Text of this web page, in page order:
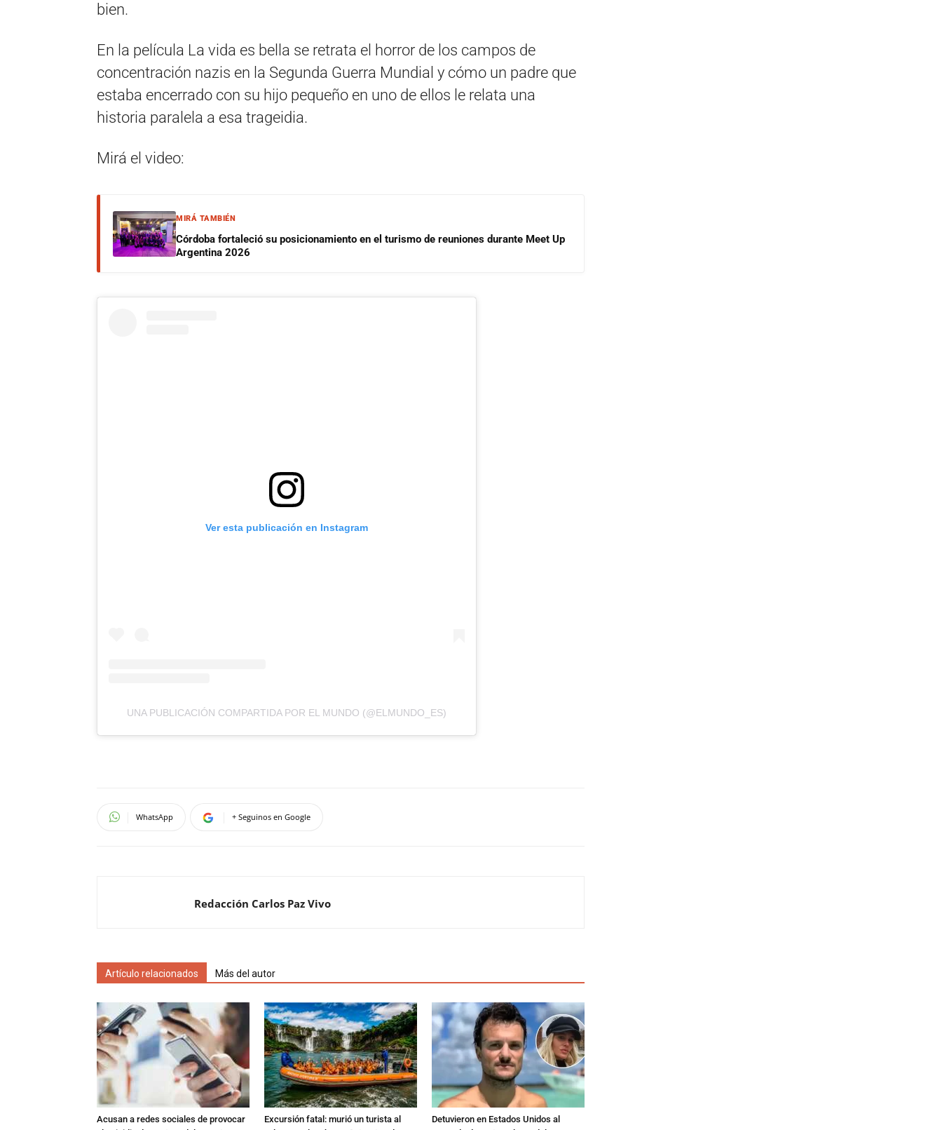
bien.
En la película La vida es bella se retrata el horror de los campos de
concentración nazis en la Segunda Guerra Mundial y cómo un padre que
estaba encerrado con su hijo pequeño en uno de ellos le relata una
historia paralela a esa trageidia.
Mirá el video:
MIRÁ TAMBIÉN
Córdoba fortaleció su posicionamiento en el turismo de reuniones durante Meet Up
Argentina 2026
Ver esta publicación en Instagram
UNA PUBLICACIÓN COMPARTIDA POR EL MUNDO (@ELMUNDO_ES)
WhatsApp + Seguinos en Google
Redacción Carlos Paz Vivo
Artículo relacionados Más del autor
Acusan a redes sociales de provocar
Excursión fatal: murió un turista al
Detuvieron en Estados Unidos al